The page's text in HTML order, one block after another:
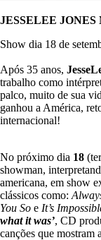
JESSELEE JONES
Show dia 18 de
Após 35 anos,
trabalho como
palco, muito de sua
ganhou a América,
internacional!
No próximo dia 18
showman,
americana, em show
clássicos como:
You So e It’s
what it was’, CD
canções que mostram